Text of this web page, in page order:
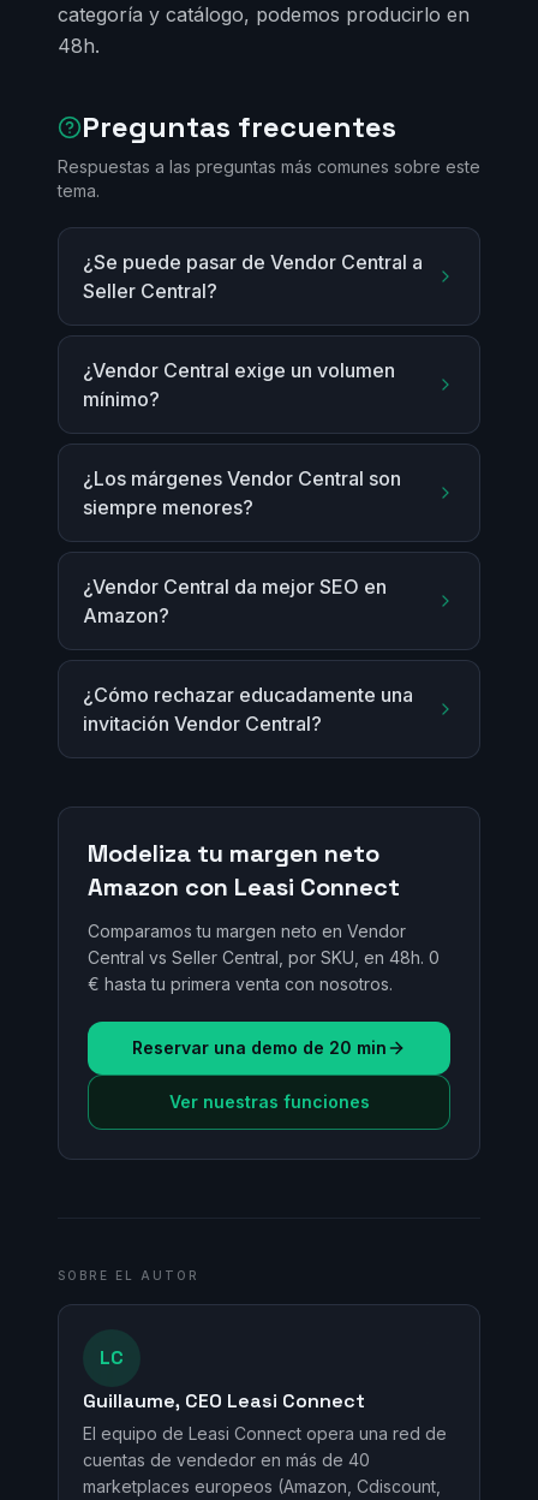
categoría y catálogo, podemos producirlo en
48h.
Preguntas frecuentes
Respuestas a las preguntas más comunes sobre este
tema.
¿Se puede pasar de Vendor Central a
Seller Central?
¿Vendor Central exige un volumen
mínimo?
¿Los márgenes Vendor Central son
siempre menores?
¿Vendor Central da mejor SEO en
Amazon?
¿Cómo rechazar educadamente una
invitación Vendor Central?
Modeliza tu margen neto
Amazon con Leasi Connect
Comparamos tu margen neto en Vendor
Central vs Seller Central, por SKU, en 48h. 0
€ hasta tu primera venta con nosotros.
Reservar una demo de 20 min
Ver nuestras funciones
SOBRE EL AUTOR
LC
Guillaume, CEO Leasi Connect
El equipo de Leasi Connect opera una red de
cuentas de vendedor en más de 40
marketplaces europeos (Amazon, Cdiscount,